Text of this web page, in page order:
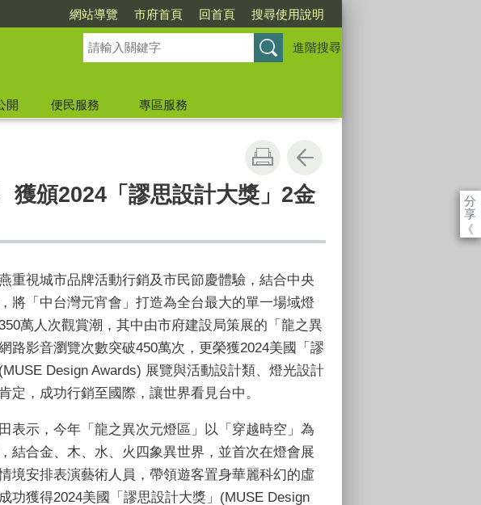
網站導覽 市府首頁 回首頁 搜尋使用說明
進階搜尋
開 便民服務
專區服務
分
享
《
獲頒2024「謬思設計大獎」2金
重視城市品牌活動行銷及市民節慶體驗，結合中央
將「中台灣元宵會」打造為全台最大的單一場域燈
萬人次觀賞潮，其中由市府建設局策展的「龍之異
路影音瀏覽次數突破450萬次，更榮獲2024美國「謬
(MUSE Design Awards) 展覽與活動設計類、燈光設計
定，成功行銷至國際，讓世界看見台中。
表示，今年「龍之異次元燈區」以「穿越時空」為
結合金、木、水、火四象異世界，並首次在燈會展
境安排表演藝術人員，帶領遊客置身華麗科幻的虛
功獲得2024美國「謬思設計大獎」 (MUSE Design